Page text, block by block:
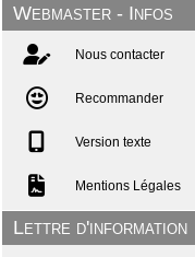
Webmaster - Infos
Nous contacter
Recommander
Version texte
Mentions Légales
Lettre d'information